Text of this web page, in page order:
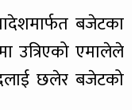
बजेटका
उत्रिएको एमालेले
छलेर बजेटको